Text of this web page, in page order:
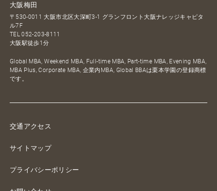
大阪梅田
〒530-0011 大阪市北区大深町3-1 グランフロント大阪ナレッジキャピタ
ル7F
TEL052-203-8111
大阪駅徒歩1分
Global MBA, Weekend MBA, Full-time MBA, Part-time MBA, Evening MBA,
MBA Plus, Corporate MBA, 企業内MBA, Global BBAは栗本学園の登録商標
です。
交通アクセス
サイトマップ
プライバシーポリシー